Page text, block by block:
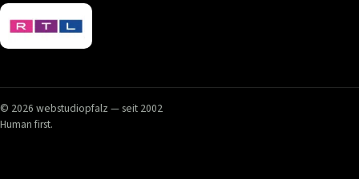
© 2026 webstudiopfalz — seit 2002
Human first.